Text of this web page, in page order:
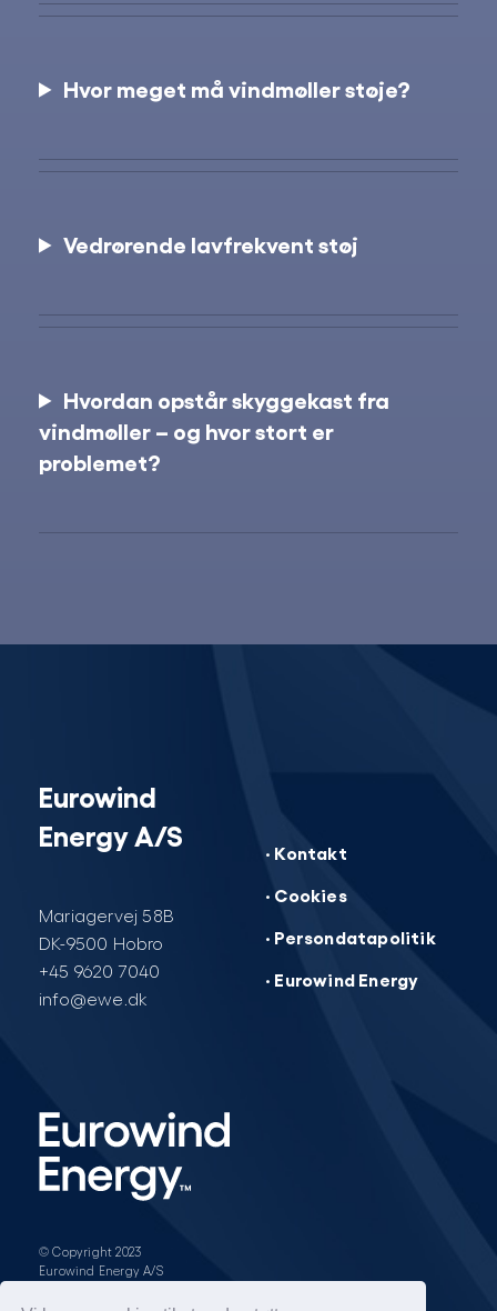
Hvor meget må vindmøller støje?
Vedrørende lavfrekvent støj
Hvordan opstår skyggekast fra
vindmøller – og hvor stort er
problemet?
Eurowind
Energy A/S
Mariagervej 58B
DK-9500 Hobro
+45 9620 7040
info@ewe.dk
· Kontakt
· Cookies
· Persondatapolitik
· Eurowind Energy
© Copyright 2023
Eurowind Energy A/S
Design & opbygning af